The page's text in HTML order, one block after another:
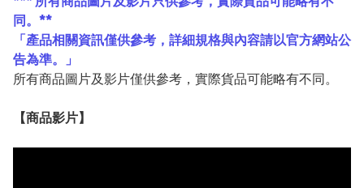
同。**
「產品相關資訊僅供參考，詳細規格與內容請以官方網站公
告為準。」
所有商品圖片及影片僅供參考，實際貨品可能略有不同。
【商品影片】